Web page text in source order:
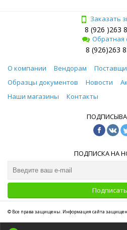
Заказать
8 (926 )263
Обратная
8 (926)263
О компании Вендорам
Образцы документов
Новости
Наши магазины
Контакты
ПОДПИСКА НА
© Все права защищены. Информация сайта